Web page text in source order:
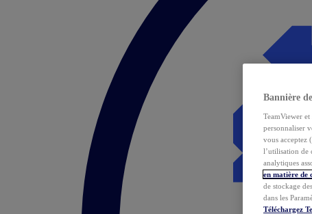
Bannière
TeamViewer
personnaliser
vous acceptez
l’utilisation de
analytiques
en matière de
de stockage
dans les
Téléchargez